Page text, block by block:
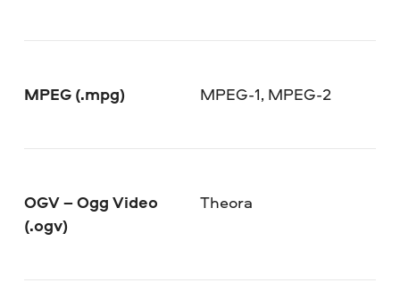
MPEG (.mpg) MPEG-1, MPEG-2
OGV – Ogg Video
(.ogv)
Theora